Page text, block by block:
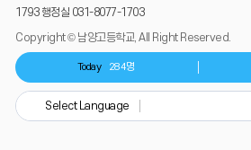
1793 행정실 031-8077-1703
Copyright © 남양고등학교, All Right Reserved.
Today 284명
Select Language